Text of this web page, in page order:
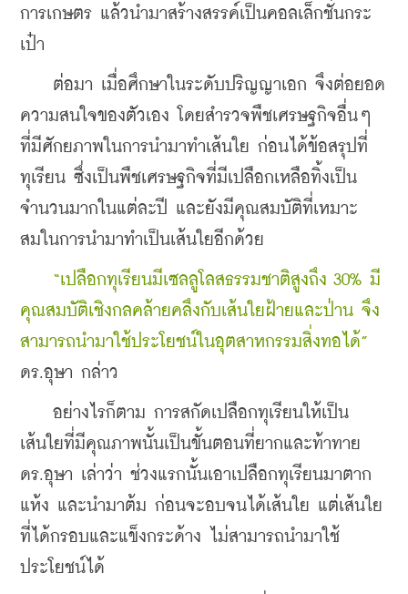
การเกษตร แล้วนำมาสร้างสรรค์เป็นคอลเล็กชั่นกระ
เป๋า
ต่อมา เมื่อศึกษาในระดับปริญญาเอก จึงต่อยอด
ความสนใจของตัวเอง โดยสำรวจพืชเศรษฐกิจอื่นๆ
ที่มีศักยภาพในการนำมาทำเส้นใย ก่อนได้ข้อสรุปที่
ทุเรียน ซึ่งเป็นพืชเศรษฐกิจที่มีเปลือกเหลือทิ้งเป็น
จำนวนมากในแต่ละปี และยังมีคุณสมบัติที่เหมาะ
สมในการนำมาทำเป็นเส้นใยอีกด้วย
“เปลือกทุเรียนมีเซลลูโลสธรรมชาติสูงถึง 30% มี
คุณสมบัติเชิงกลคล้ายคลึงกับเส้นใยฝ้ายและป่าน จึง
ดร.อุษา กล่าว
อย่างไรก็ตาม การสกัดเปลือกทุเรียนให้เป็น
เส้นใยที่มีคุณภาพนั้นเป็นขั้นตอนที่ยากและท้าทาย
ดร.อุษา เล่าว่า ช่วงแรกนั้นเอาเปลือกทุเรียนมาตาก
แห้ง และนำมาต้ม ก่อนจะอบจนได้เส้นใย แต่เส้นใย
ที่ได้กรอบและแข็งกระด้าง ไม่สามารถนำมาใช้
ประโยชน์ได้